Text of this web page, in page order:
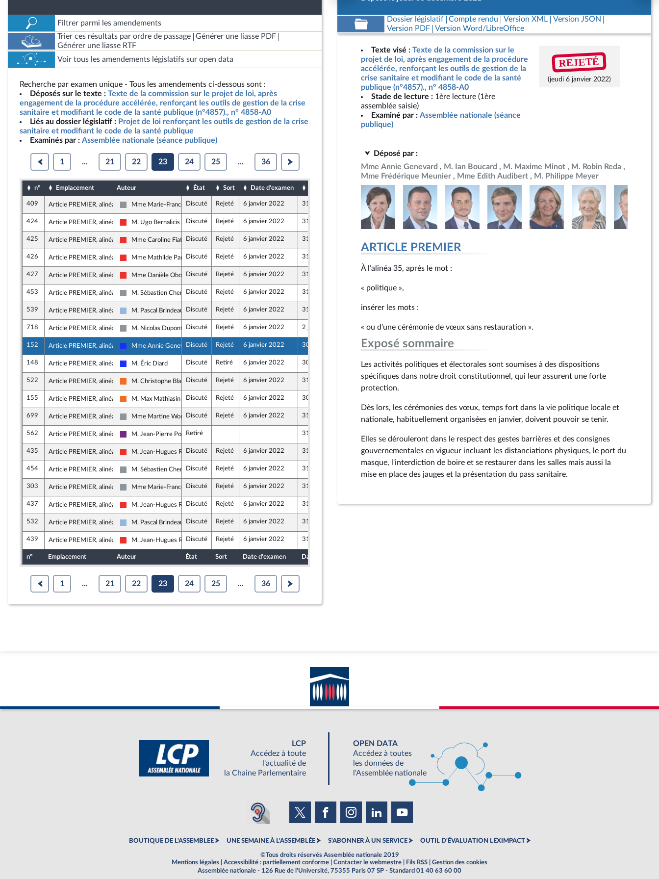
Filtrer parmi les amendements
Trier ces résultats par ordre de passage
Générer une liasse PDF
Générer une liasse RTF
Voir tous les amendements législatifs sur open data
Recherche par examen unique - Tous les amendements ci-dessous sont :
Déposés sur le texte : Texte de la commission sur le projet de loi, après
engagement de la procédure accélérée, renforçant les outils de gestion de la crise
sanitaire et modifiant le code de la santé publique (n°4857)., n° 4858-A0
Liés au dossier législatif : Projet de loi renforçant les outils de gestion de la crise
sanitaire et modifiant le code de la santé publique
Examinés par : Assemblée nationale (séance publique)
1 ... 21 22 23 24 25 ... 36
n° Emplacement Auteur État Sort Date d'examen
409 Article PREMIER, alinéa 34
Non inscrit
Mme Marie-France Lorho
Discuté Rejeté 6 janvier 2022 31 décembre 2021
424 Article PREMIER, alinéa 34
La France insoumise
M. Ugo Bernalicis Discuté Rejeté 6 janvier 2022 31 décembre 2021
425 Article PREMIER, alinéa 34
La France insoumise
Mme Caroline Fiat Discuté Rejeté 6 janvier 2022 31 décembre 2021
426 Article PREMIER, alinéa 34
La France insoumise
Mme Mathilde PanotDiscuté Rejeté 6 janvier 2022 31 décembre 2021
427 Article PREMIER, alinéa 34
La France insoumise
Mme Danièle ObonoDiscuté Rejeté 6 janvier 2022 31 décembre 2021
453 Article PREMIER, alinéa 34
Non inscrit
M. Sébastien ChenuDiscuté Rejeté 6 janvier 2022 31 décembre 2021
539 Article PREMIER, alinéa 34
UDI et Indépendants
M. Pascal Brindeau Discuté Rejeté 6 janvier 2022 31 décembre 2021
718 Article PREMIER, alinéa 34
Non inscrit
M. Nicolas Dupont-Aignan
Discuté Rejeté 6 janvier 2022 2 janvier 2022
152 Article PREMIER, alinéa 35
Les Républicains
Mme Annie GenevardDiscuté Rejeté 6 janvier 2022 30 décembre 2021
148 Article PREMIER, alinéa 35
Les Républicains
M. Éric Diard Discuté Retiré 6 janvier 2022 30 décembre 2021
522 Article PREMIER, alinéa 37
Mouvement Démocrate (MoDem) et Démocrates apparentés
M. Christophe BlanchetDiscuté Rejeté 6 janvier 2022 31 décembre 2021
155 Article PREMIER, alinéa 39
Mouvement Démocrate (MoDem) et Démocrates apparentés
M. Max Mathiasin Discuté Rejeté 6 janvier 2022 30 décembre 2021
699 Article PREMIER, alinéa 40
Non inscrit
Mme Martine WonnerDiscuté Rejeté 6 janvier 2022 31 décembre 2021
562 Article PREMIER, alinéa 40
La République en Marche
M. Jean-Pierre PontRetiré 31 décembre 2021
435 Article PREMIER, alinéa 41
La France insoumise
M. Jean-Hugues Ratenon
Discuté Rejeté 6 janvier 2022 31 décembre 2021
454 Article PREMIER, alinéa 41
Non inscrit
M. Sébastien ChenuDiscuté Rejeté 6 janvier 2022 31 décembre 2021
303 Article PREMIER, alinéa 42
Non inscrit
Mme Marie-France Lorho
Discuté Rejeté 6 janvier 2022 31 décembre 2021
437 Article PREMIER, alinéa 42
La France insoumise
M. Jean-Hugues Ratenon
Discuté Rejeté 6 janvier 2022 31 décembre 2021
532 Article PREMIER, alinéa 42
UDI et Indépendants
M. Pascal Brindeau Discuté Rejeté 6 janvier 2022 31 décembre 2021
439 Article PREMIER, alinéa 42
La France insoumise
M. Jean-Hugues Ratenon
Discuté Rejeté 6 janvier 2022 31 décembre 2021
n° Emplacement Auteur État Sort Date d'examen Date de dépôt
1 ... 21 22 23 24 25 ... 36
Dossier législatif Compte rendu Version XML
Version JSON
Version PDF
Version Word/LibreOffice
Texte visé : Texte de la commission sur le
projet de loi, après engagement de la procédure
accélérée, renforçant les outils de gestion de la
crise sanitaire et modifiant le code de la santé
publique (n°4857)., n° 4858-A0
Stade de lecture : 1ère lecture (1ère
assemblée saisie)
Examiné par : Assemblée nationale (séance
publique)
REJETÉ
(jeudi 6 janvier 2022)
Déposé par :
Mme Annie Genevard
M. Ian Boucard M. Maxime Minot
M. Robin Reda
Mme Frédérique Meunier
Mme Edith Audibert M. Philippe Meyer
ARTICLE PREMIER
À l’alinéa 35, après le mot :
« politique »,
insérer les mots :
« ou d’une cérémonie de vœux sans restauration ».
Exposé sommaire
Les activités politiques et électorales sont soumises à des dispositions
spécifiques dans notre droit constitutionnel, qui leur assurent une forte
protection.
Dès lors, les cérémonies des vœux, temps fort dans la vie politique locale et
nationale, habituellement organisées en janvier, doivent pouvoir se tenir.
Elles se dérouleront dans le respect des gestes barrières et des consignes
gouvernementales en vigueur incluant les distanciations physiques, le port du
masque, l'interdiction de boire et se restaurer dans les salles mais aussi la
mise en place des jauges et la présentation du pass sanitaire.
LCP
Accédez à toute
l'actualité de
la Chaine Parlementaire
OPEN DATA
Accédez à toutes
les données de
l'Assemblée nationale
BOUTIQUE DE L'ASSEMBLEE UNE SEMAINE À L'ASSEMBLÉE S'ABONNER À UN SERVICE OUTIL D'ÉVALUATION LEXIMPACT
©Tous droits réservés Assemblée nationale 2019
Mentions légales
Accessibilité : partiellement conforme Contacter le webmestre Fils RSS
Gestion des cookies
Assemblée nationale - 126 Rue de l'Université, 75355 Paris 07 SP - Standard 01 40 63 60 00